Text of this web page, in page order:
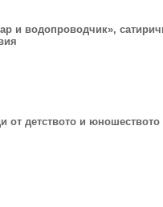
и водопроводчик»,
от детството и юношеството